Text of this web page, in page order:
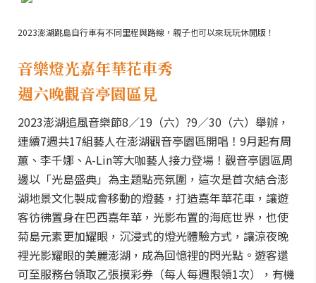
2023澎湖跳島自行車有不同里程與路線，親子也可以來玩玩休閒版！
音樂燈光嘉年華花車秀
週六晚觀音亭園區見
2023澎湖追風音樂節8／19（六）?9／30（六）舉辦，
連續7週共17組藝人在澎湖觀音亭園區開唱！9月起有周
蕙、李千娜、A-Lin等大咖藝人接力登場！觀音亭園區周
邊以「光島盛典」為主題點亮氛圍，這次是首次結合澎
湖地景文化製成會移動的燈藝，打造嘉年華花車，讓遊
客彷彿置身在巴西嘉年華，光影布置的海底世界，也使
菊島元素更加耀眼，沉浸式的燈光體驗方式，讓涼夜晚
裡光影耀眼的美麗澎湖，成為回憶裡的閃光點。遊客還
可至服務台領取乙張摸彩券（每人每週限領1次），有機